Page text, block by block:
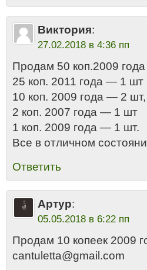
Виктория:
27.02.2018 в 4:36 пп
Продам 50 коп.2009
25 коп. 2011 года — 1 шт
10 коп. 2009 года — 2
2 коп. 2007 года — 1 шт
1 коп. 2009 года — 1 шт.
Все в отличном
Ответить
Артур:
05.05.2018 в 6:22 пп
Продам 10 копеек 2009
cantuletta@gmail.com